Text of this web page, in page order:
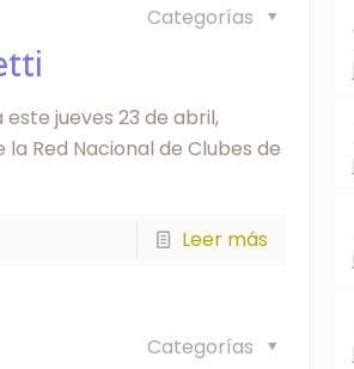
Categorías
jueves 23 de abril,
Red Nacional de Clubes de
Leer más
Categorías